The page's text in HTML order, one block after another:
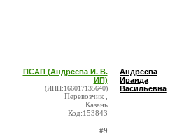
ПСАП (Андреева И. В.
ИП)
(ИНН:166017135640)
Перевозчик ,
Казань
Код:153843
#9
Андреева
Ираида
Васильевна